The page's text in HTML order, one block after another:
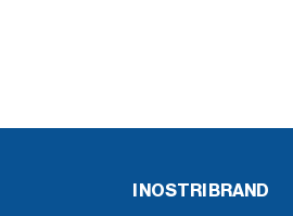
I NOSTRI BRAND